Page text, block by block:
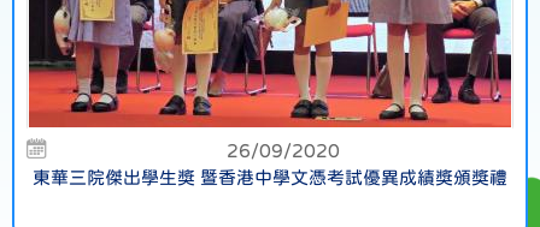
26/09/2020
東華三院傑出學生獎 暨香港中學文憑考試優異成績獎頒獎禮